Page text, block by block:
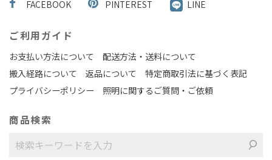
FACEBOOK
PINTEREST LINE
ご利用ガイド
お支払い方法について
配送方法・送料について
搬入経路について
返品について
特定商取引法に基づく表記
プライバシーポリシー
照明に関するご質問・ご依頼
商品検索